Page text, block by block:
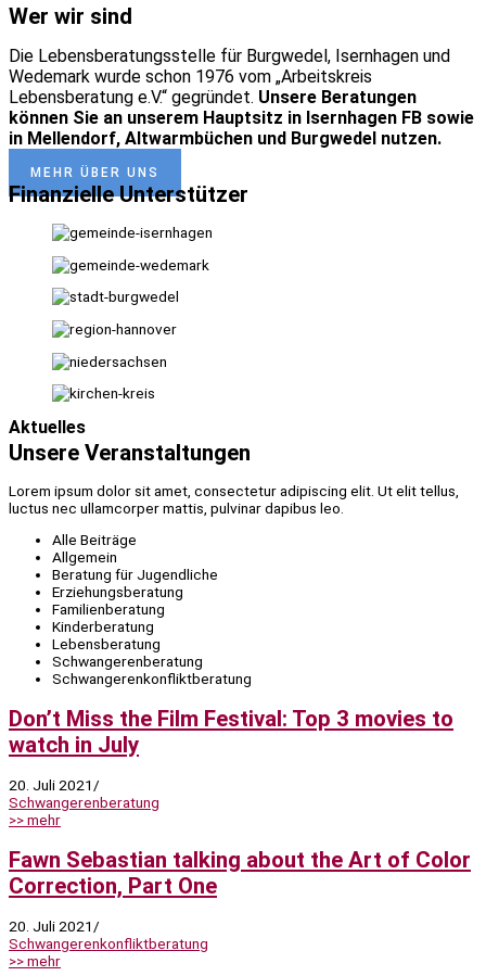
Wer wir sind
Die Lebensberatungsstelle für Burgwedel, Isernhagen und
Wedemark wurde schon 1976 vom „Arbeitskreis
Lebensberatung e.V.“ gegründet. Unsere Beratungen
können Sie an unserem Hauptsitz in Isernhagen FB sowie
in Mellendorf, Altwarmbüchen und Burgwedel nutzen.
MEHR ÜBER UNS
Finanzielle Unterstützer
Aktuelles
Unsere Veranstaltungen
Lorem ipsum dolor sit amet, consectetur adipiscing elit. Ut elit tellus,
luctus nec ullamcorper mattis, pulvinar dapibus leo.
Alle Beiträge
Allgemein
Beratung für Jugendliche
Erziehungsberatung
Familienberatung
Kinderberatung
Lebensberatung
Schwangerenberatung
Schwangerenkonfliktberatung
Don’t Miss the Film Festival: Top 3 movies to
watch in July
20. Juli 2021/
Schwangerenberatung
>> mehr
Fawn Sebastian talking about the Art of Color
Correction, Part One
20. Juli 2021/
Schwangerenkonfliktberatung
>> mehr